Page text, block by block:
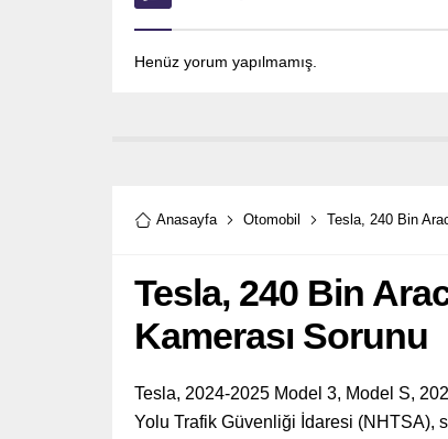
Henüz yorum yapılmamış.
Anasayfa Otomobil Tesla, 240 Bin
Tesla, 240 Bin
Kamerası Sorunu
Tesla, 2024-2025 Model 3, Model S,
Yolu Trafik Güvenliği İdaresi (NHTSA),